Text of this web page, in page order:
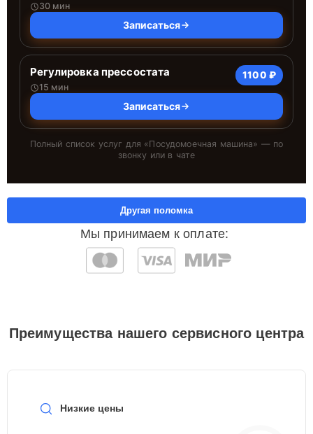
30 мин
Записаться
Регулировка прессостата
15 мин
1100 ₽
Записаться
Полный список услуг для «Посудомоечная машина» — по
звонку или в чате
Мы принимаем к оплате:
Другая поломка
Преимущества нашего сервисного центра
Низкие цены